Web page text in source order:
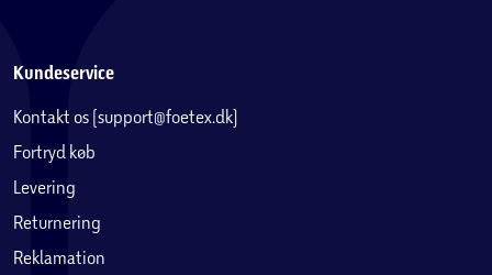
Fit3 til hurtigt at aktivere kameraet, finde din telefon, hvis
Samsung Wallet.
Sport Band
kan hurtigt og nemt tages af og på med et tryk.
Kundeservice
Kontakt os (support@foetex.dk)
Fortryd køb
Levering
Returnering
Reklamation